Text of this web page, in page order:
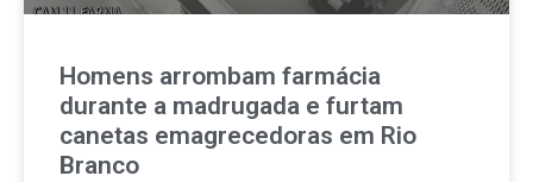
Homens arrombam farmácia
durante a madrugada e furtam
canetas emagrecedoras em Rio
Branco